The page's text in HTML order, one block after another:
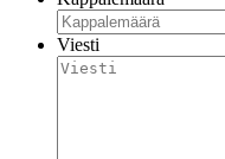
Viesti